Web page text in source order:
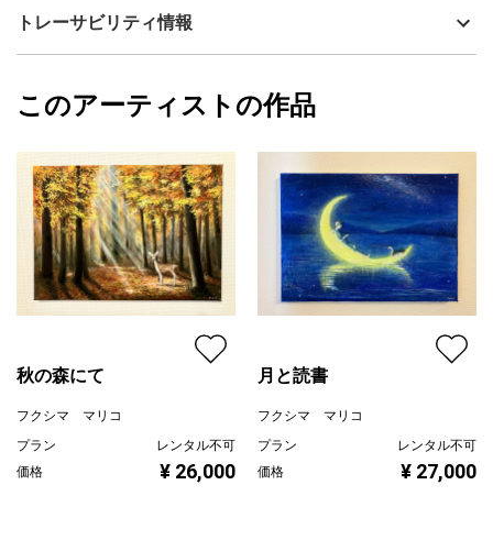
アクリル
作品状態
目立った傷や汚れなし：よく見ないとわから
カラー
ホワイト
青
ジャンル
風景画
配送目安
二週間以内
フクシマ マリコ
フォローする
トレーサビリティ情報
フクシマ マリコ
このアーティストの作品
秋の森にて
フクシマ マリコ
プラン
レンタル不可
価格
¥ 26,000
月と読書
フクシマ マリコ
プラン
レンタル不可
価格
¥ 27,000